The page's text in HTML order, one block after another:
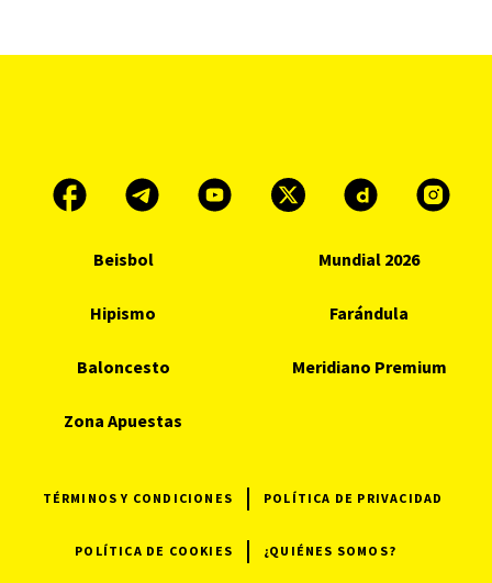
Beisbol Mundial 2026
Hipismo Farándula
Baloncesto Meridiano Premium
Zona Apuestas
TÉRMINOS Y CONDICIONES POLÍTICA DE PRIVACIDAD
POLÍTICA DE COOKIES ¿QUIÉNES SOMOS?